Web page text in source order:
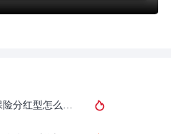
2026金生有约2.0养老年金保险分红型怎么样？能领多少钱？哪些能赔？哪些不能赔？